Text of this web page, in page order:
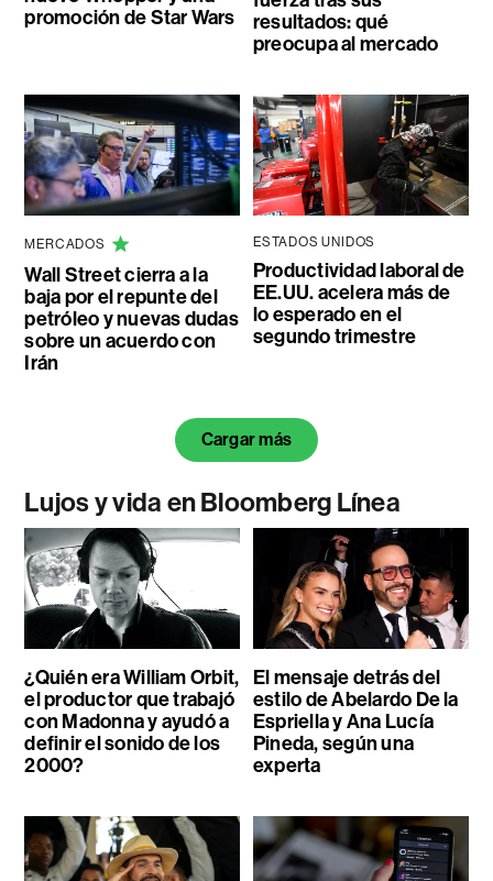
promoción de Star Wars
resultados: qué
preocupa al mercado
MERCADOS
Wall Street cierra a la
baja por el repunte del
petróleo y nuevas dudas
sobre un acuerdo con
Irán
ESTADOS UNIDOS
Productividad laboral de
EE.UU. acelera más de
lo esperado en el
segundo trimestre
Cargar más
Lujos y vida en Bloomberg Línea
¿Quién era William Orbit,
el productor que trabajó
con Madonna y ayudó a
definir el sonido de los
2000?
El mensaje detrás del
estilo de Abelardo De la
Espriella y Ana Lucía
Pineda, según una
experta